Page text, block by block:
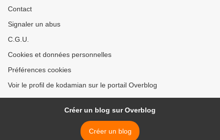
Contact
Signaler un abus
C.G.U.
Cookies et données personnelles
Préférences cookies
Voir le profil de kodamian sur le portail Overblog
Créer un blog sur Overblog
Créer un blog